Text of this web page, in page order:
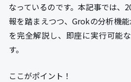
なっているのです。本記事では、
報を踏まえつつ、Grokの分析機
を完全解説し、即座に実行可能
す。
ここがポイント！